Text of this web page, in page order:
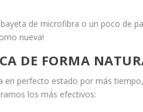
de microfibra o un poco de
nueva!
DE FORMA
en perfecto estado por más
los más efectivos: